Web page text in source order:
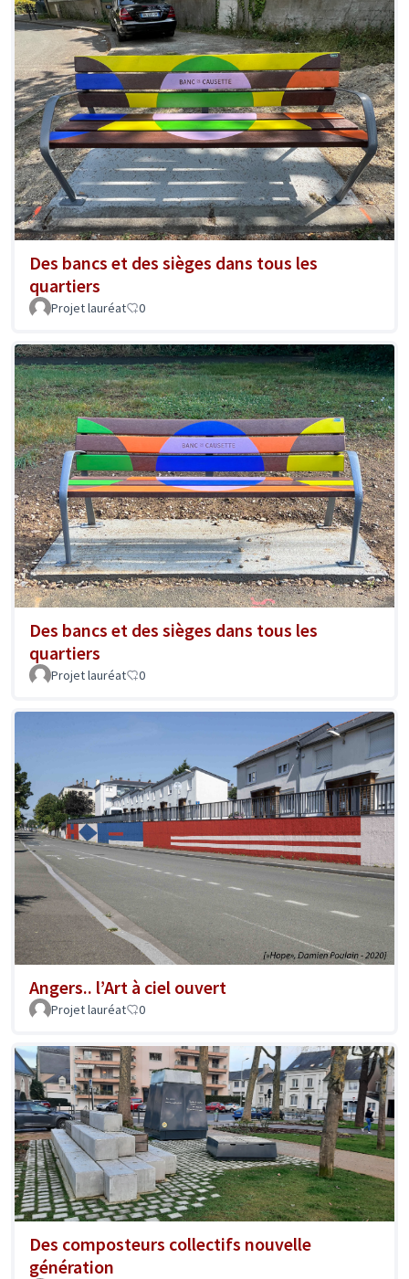
Des bancs et des sièges dans tous les
quartiers
Projet lauréat 0
Des bancs et des sièges dans tous les
quartiers
Projet lauréat 0
Angers.. l’Art à ciel ouvert
Projet lauréat 0
Des composteurs collectifs nouvelle
génération